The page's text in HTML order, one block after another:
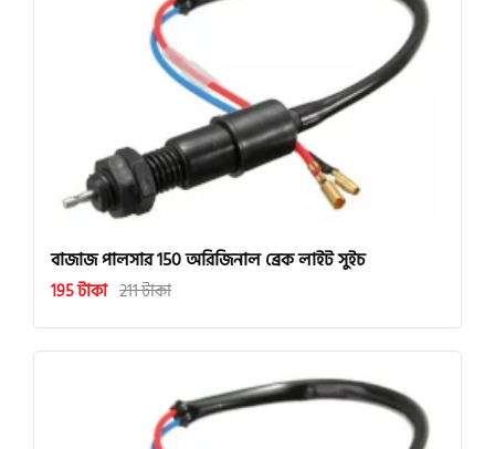
বাজাজ পালসার 150 অরিজিনাল ব্রেক লাইট সুইচ
195 টাকা 211 টাকা